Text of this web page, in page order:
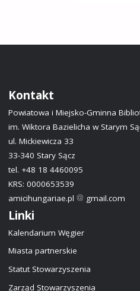
Kontakt
Powiatowa i Miejsko-Gminna
im. Wiktora Bazielicha w Starym
ul. Mickiewicza 33
33-340 Stary Sącz
tel. +48 18 4460095
KRS: 0000653539
amicihungariae.pl
gmail.com
Linki
Kalendarium Węgier
Miasta partnerskie
Statut Stowarzyszenia
Zarząd Stowarzyszenia